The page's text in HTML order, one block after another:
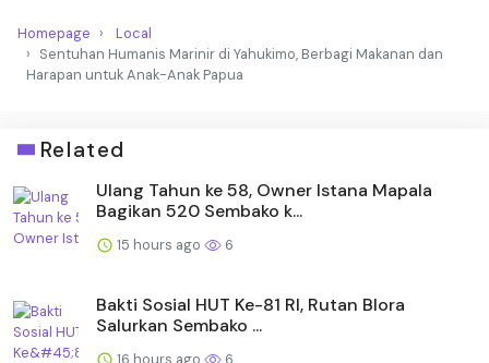
Homepage
Local
Sentuhan Humanis Marinir di Yahukimo, Berbagi Makanan dan
Harapan untuk Anak-Anak Papua
Related
Ulang Tahun ke 58, Owner Istana Mapala
Bagikan 520 Sembako k...
15 hours ago 6
Bakti Sosial HUT Ke-81 RI, Rutan Blora
Salurkan Sembako ...
16 hours ago 6